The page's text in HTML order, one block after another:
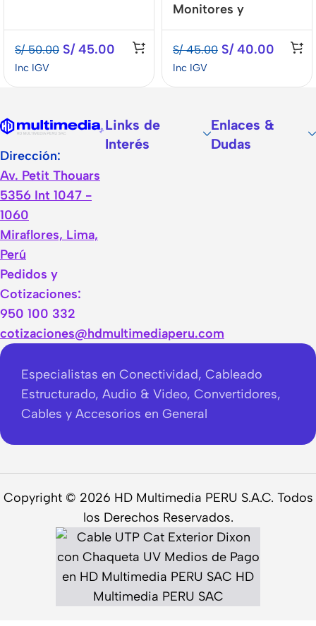
S/50.00 S/45.00
Inc IGV
Monitores y
Proyectores VGA!
S/45.00 S/40.00
Inc IGV
Dirección:
Av. Petit Thouars
5356 Int 1047 -
1060
Miraflores, Lima,
Perú
Pedidos y
Cotizaciones:
950 100 332
cotizaciones@hdmultimediaperu.com
Links de
Interés
Enlaces &
Dudas
Especialistas en Conectividad, Cableado
Estructurado, Audio & Video, Convertidores,
Cables y Accesorios en General
Copyright © 2026 HD Multimedia PERU S.A.C. Todos
los Derechos Reservados.